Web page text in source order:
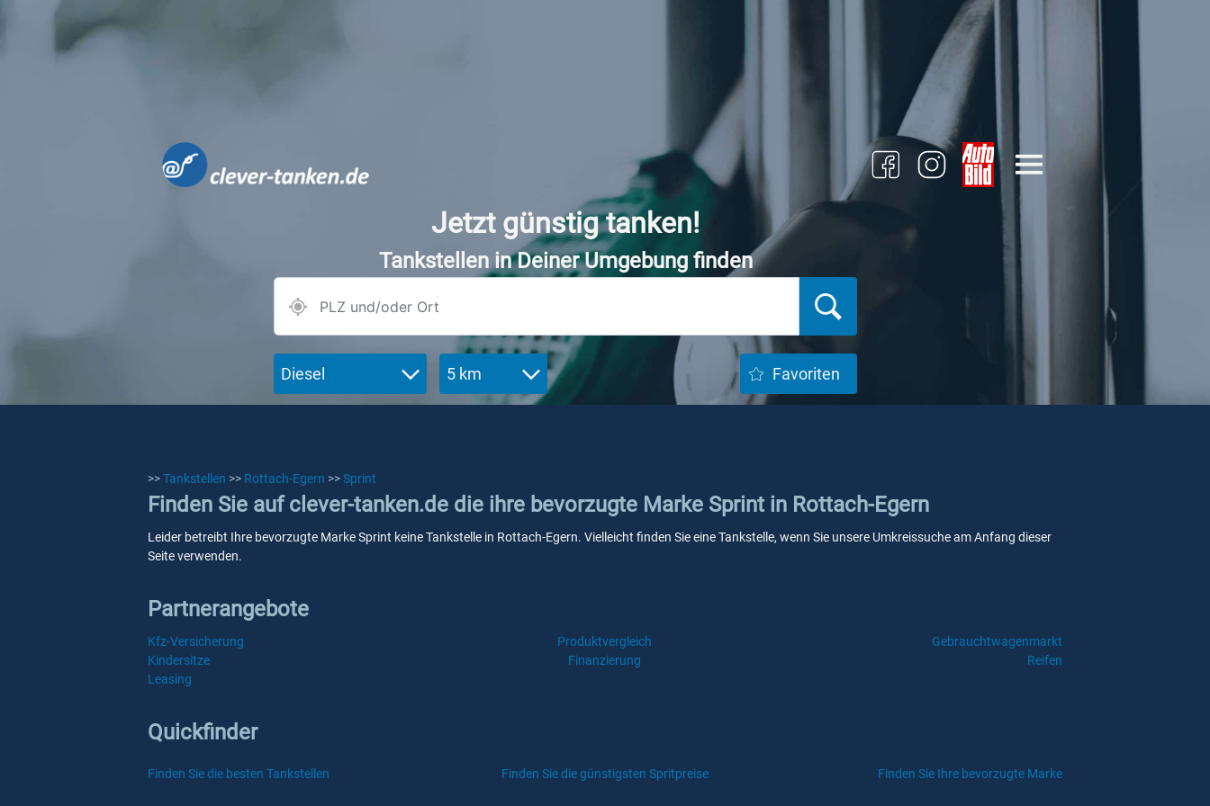
Jetzt günstig tanken!
Tankstellen in Deiner Umgebung finden
Diesel 5 km Favoriten
>>Tankstellen >> Rottach-Egern >>Sprint
Finden Sie auf clever-tanken.de die ihre bevorzugte Marke Sprint in Rottach-Egern
Leider betreibt Ihre bevorzugte Marke Sprint keine Tankstelle in Rottach-Egern. Vielleicht finden Sie eine Tankstelle, wenn Sie unsere Umkreissuche am Anfang dieser
Seite verwenden.
Partnerangebote
Kfz-Versicherung Produktvergleich
Gebrauchtwagenmarkt
Kindersitze
Finanzierung
Reifen
Leasing
Quickfinder
Finden Sie die besten Tankstellen Finden Sie die günstigsten Spritpreise Finden Sie Ihre bevorzugte Marke